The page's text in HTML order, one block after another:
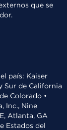
que se
país: Kaiser
Sur de California
Colorado •
Inc., Nine
Atlanta, GA
Estados del